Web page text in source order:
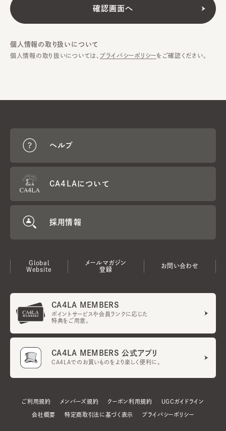
個人情報の取り扱いについて
個人情報の取り扱いについては、 プライバシーポリシーをご確認ください。
ヘルプ
CA4LAについて
採用情報
Global
Website
メールマガジン
登録
お問い合わせ
CA4LA MEMBERS
ポイントサービスや会員ランクに応じた
特典をご用意。
CA4LA MEMBERS 公式アプリ
CA4LAでのお買いものをより楽しく便利に。
ご利用規約 メンバーズ規約 クーポン利用規約 UGCガイドライン
会社概要 特定商取引法に基づく表示 プライバシーポリシー